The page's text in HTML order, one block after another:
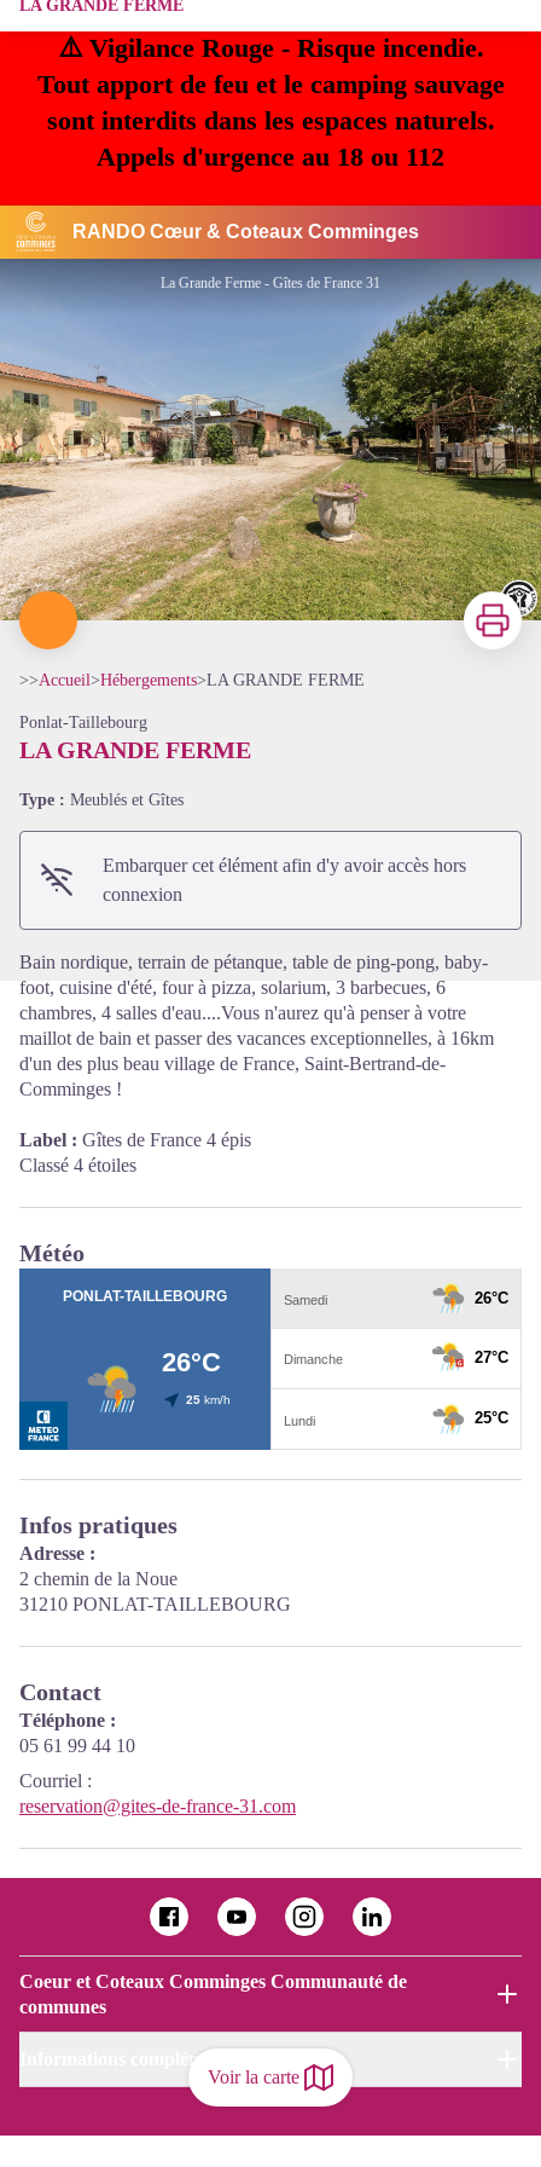
⚠️ Vigilance Rouge - Risque incendie.
Tout apport de feu et le camping sauvage
sont interdits dans les espaces naturels.
Appels d'urgence au 18 ou 112
RANDO Cœur & Coteaux Comminges
LA GRANDE FERME
Voir la carte
La Grande Ferme - Gîtes de France 31
Imprimer
>>Accueil>Hébergements>LA GRANDE FERME
Ponlat-Taillebourg
LA GRANDE FERME
Type : Meublés et Gîtes
Embarquer cet élément afin d'y avoir accès hors
connexion
Bain nordique, terrain de pétanque, table de ping-pong, baby-
foot, cuisine d'été, four à pizza, solarium, 3 barbecues, 6
chambres, 4 salles d'eau....Vous n'aurez qu'à penser à votre
maillot de bain et passer des vacances exceptionnelles, à 16km
d'un des plus beau village de France, Saint-Bertrand-de-
Comminges !
Label : Gîtes de France 4 épis
Classé 4 étoiles
Météo
Infos pratiques
Adresse :
2 chemin de la Noue
31210 PONLAT-TAILLEBOURG
Contact
Téléphone :
05 61 99 44 10
Courriel :
reservation@gites-de-france-31.com
Coeur et Coteaux Comminges Communauté de
communes
Informations complémentaires